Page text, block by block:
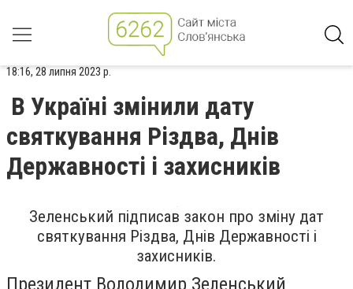
18:16, 28 липня 2023 р.
В Україні змінили дату
святкування Різдва, Днів
Державності і захисників
Зеленський підписав закон про зміну дат
святкування Різдва, Днів Державності і
захисників.
Президент Володимир Зеленський